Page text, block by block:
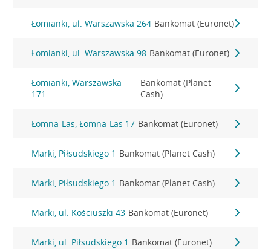
Łomianki, ul. Warszawska 264 Bankomat (Euronet)
Łomianki, ul. Warszawska 98 Bankomat (Euronet)
Łomianki, Warszawska
171
Bankomat (Planet
Cash)
Łomna-Las, Łomna-Las 17 Bankomat (Euronet)
Marki, Piłsudskiego 1 Bankomat (Planet Cash)
Marki, Piłsudskiego 1 Bankomat (Planet Cash)
Marki, ul. Kościuszki 43 Bankomat (Euronet)
Marki, ul. Piłsudskiego 1 Bankomat (Euronet)